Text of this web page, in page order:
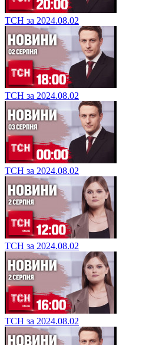
ТСН за 2024.08.02
ТСН за 2024.08.02
ТСН за 2024.08.02
ТСН за 2024.08.02
ТСН за 2024.08.02